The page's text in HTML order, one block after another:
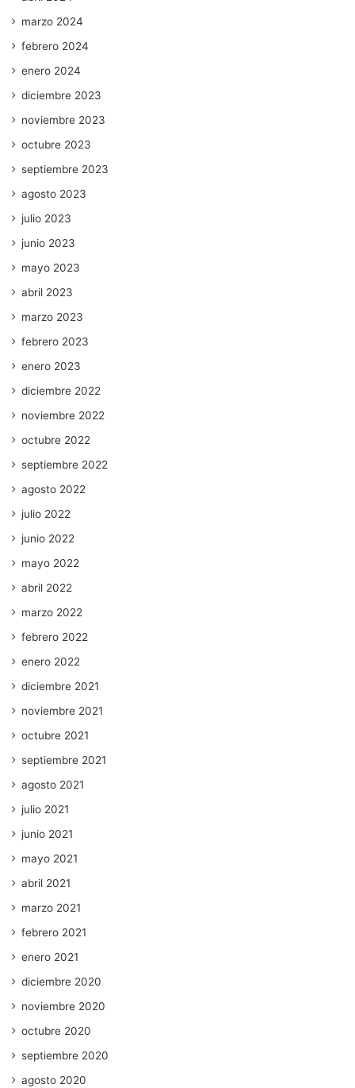
marzo 2024
febrero 2024
enero 2024
diciembre 2023
noviembre 2023
octubre 2023
septiembre 2023
agosto 2023
julio 2023
junio 2023
mayo 2023
abril 2023
marzo 2023
febrero 2023
enero 2023
diciembre 2022
noviembre 2022
octubre 2022
septiembre 2022
agosto 2022
julio 2022
junio 2022
mayo 2022
abril 2022
marzo 2022
febrero 2022
enero 2022
diciembre 2021
noviembre 2021
octubre 2021
septiembre 2021
agosto 2021
julio 2021
junio 2021
mayo 2021
abril 2021
marzo 2021
febrero 2021
enero 2021
diciembre 2020
noviembre 2020
octubre 2020
septiembre 2020
agosto 2020